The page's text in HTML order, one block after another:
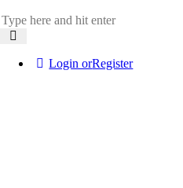
Login orRegister